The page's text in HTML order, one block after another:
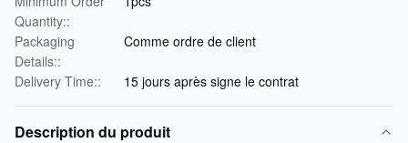
Quantity::
Packaging
Details::
Comme ordre de client
Delivery Time:: 15 jours après signe le contrat
Description du produit